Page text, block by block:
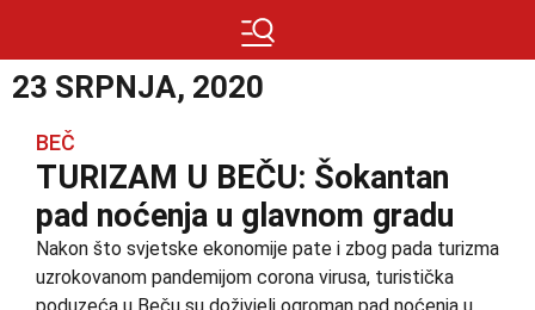
23 SRPNJA, 2020
BEČ
TURIZAM U BEČU: Šokantan
pad noćenja u glavnom gradu
Nakon što svjetske ekonomije pate i zbog pada turizma
uzrokovanom pandemijom corona virusa, turistička